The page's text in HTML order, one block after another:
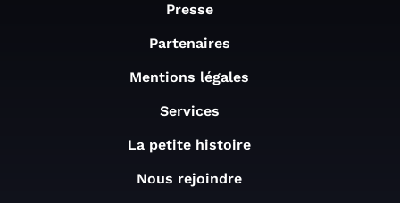
Presse
Partenaires
Mentions légales
Services
La petite histoire
Nous rejoindre